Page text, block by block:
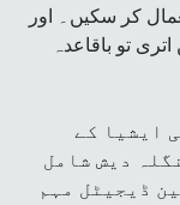
کر سکیں۔ اور
تو باقاعدہ
ایشیا کے
دیش شامل
ڈیجیٹل مہم